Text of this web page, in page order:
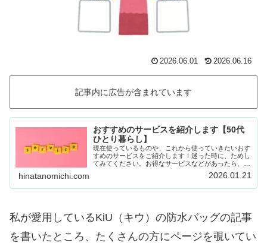
2026.06.01 2026.06.16
記事内に広告が含まれています
おすすめのサービスを紹介します【50代
ひとり暮らし】
現在使っているものや、これから使っていきたいおす
すめのサービスをご紹介します！迷った時に、ためし
てみてください。お得なサービスなどがあったら、随
時載せていきます！Amazon prime (アマゾンプラ
イム) 30日間の無料体験ができます。…
hinatanomichi.com 2026.01.21
私が愛用しているKiU（キウ）の防水バッグの記事
を書いたところ、たくさんの方にページを覗いてい